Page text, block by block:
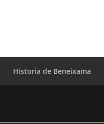
Historia de Beneixama